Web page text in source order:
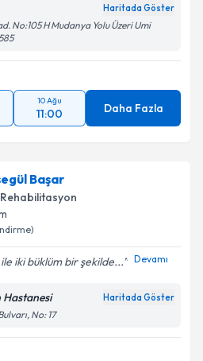
ve kişisel verilerimin belirtilen
kabul ediyorum.
Haritada Göster
No:105 H Mudanya Yolu Üzeri Umi
10 Ağu
11:00 Daha Fazla
Başar
Rehabilitasyon
iki büklüm bir şekilde... Devamı
Hastanesi Haritada Göster
No: 17